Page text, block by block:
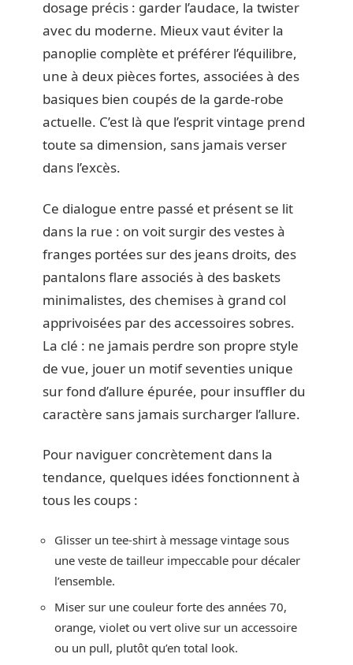
dosage précis : garder l’audace, la twister
avec du moderne. Mieux vaut éviter la
panoplie complète et préférer l’équilibre,
une à deux pièces fortes, associées à des
basiques bien coupés de la garde-robe
actuelle. C’est là que l’esprit vintage prend
toute sa dimension, sans jamais verser
dans l’excès.
Ce dialogue entre passé et présent se lit
dans la rue : on voit surgir des vestes à
franges portées sur des jeans droits, des
pantalons flare associés à des baskets
minimalistes, des chemises à grand col
apprivoisées par des accessoires sobres.
La clé : ne jamais perdre son propre style
de vue, jouer un motif seventies unique
sur fond d’allure épurée, pour insuffler du
caractère sans jamais surcharger l’allure.
Pour naviguer concrètement dans la
tendance, quelques idées fonctionnent à
tous les coups :
Glisser un tee-shirt à message vintage sous
une veste de tailleur impeccable pour décaler
l’ensemble.
Miser sur une couleur forte des années 70,
orange, violet ou vert olive sur un accessoire
ou un pull, plutôt qu’en total look.